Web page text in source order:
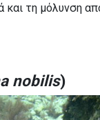
και τη μόλυνση
nobilis)